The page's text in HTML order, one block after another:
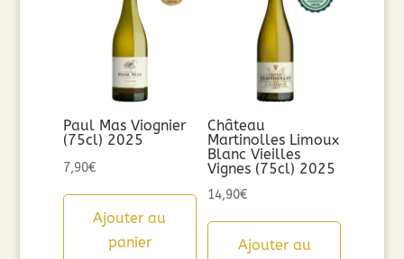
Paul Mas Viognier
(75cl) 2025
7,90€
Ajouter au
panier
Château
Martinolles Limoux
Blanc Vieilles
Vignes (75cl) 2025
14,90€
Ajouter au